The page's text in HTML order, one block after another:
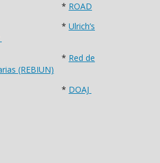
ROAD
Ulrich’s
Red de
(REBIUN)
DOAJ